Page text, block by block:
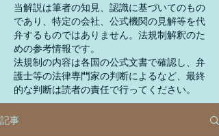
当解説は筆者の知見、認識に基づいてのもの
であり、特定の会社、公式機関の見解等を代
弁するものではありません。法規制解釈のた
めの参考情報です。
法規制の内容は各国の公式文書で確認し、弁
護士等の法律専門家の判断によるなど、最終
的な判断は読者の責任で行ってください。
記事